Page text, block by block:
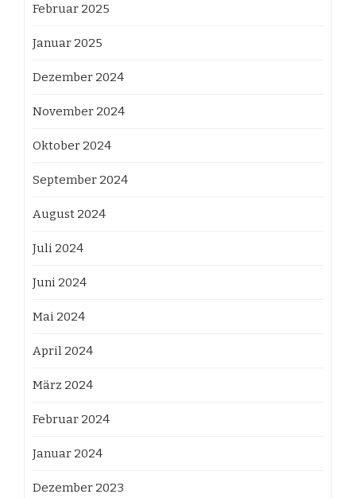
Februar 2025
Januar 2025
Dezember 2024
November 2024
Oktober 2024
September 2024
August 2024
Juli 2024
Juni 2024
Mai 2024
April 2024
März 2024
Februar 2024
Januar 2024
Dezember 2023